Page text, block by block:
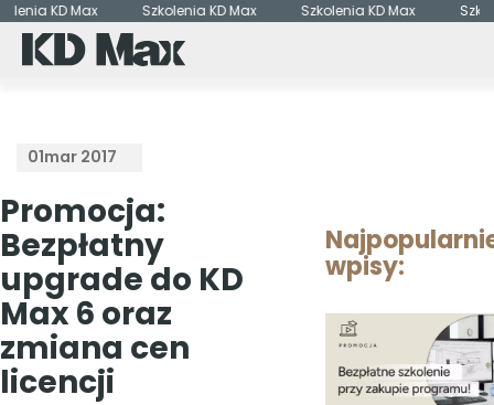
KD Max Szkolenia KD Max Szkolenia KD Max
01mar 2017
Promocja:
Bezpłatny
upgrade do KD
Max 6 oraz
zmiana cen
licencji
wpisy: